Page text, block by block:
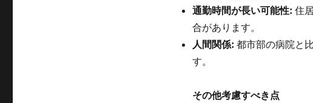
通勤時間が長い可能性: 住
合があります。
人間関係: 都市部の病院と
す。
その他考慮すべき点